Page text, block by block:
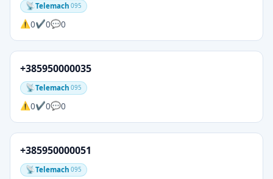
Telemach 095
0 0 0
+385950000035
Telemach 095
0 0 0
+385950000051
Telemach 095